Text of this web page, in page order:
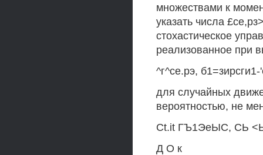
множествами к
указать числа
стохастическое
реализованное при
^г^се.рэ,
для случайных
вероятностью, не
Ct.it ГЪ1ЭеЫС, СЬ
Д О к